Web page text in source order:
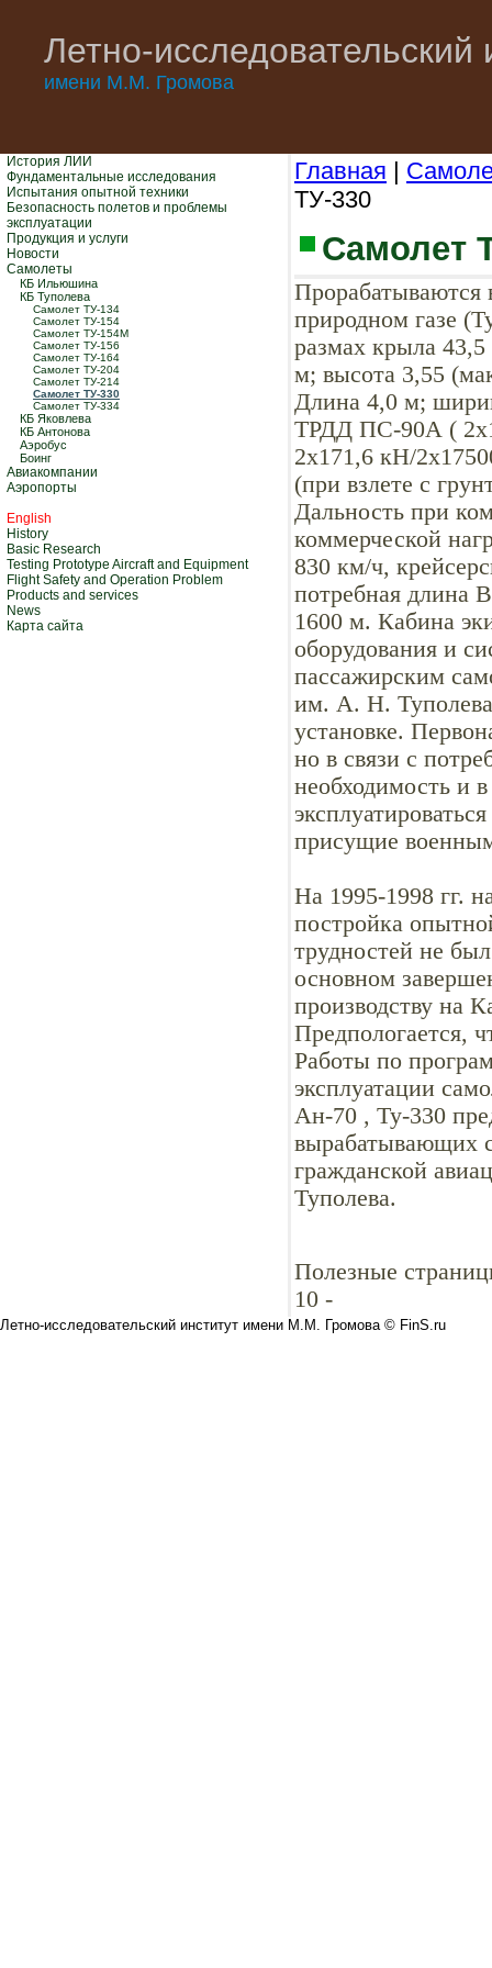
Летно-исследовательский
имени М.М. Громова
История ЛИИ
Фундаментальные исследования
Испытания опытной техники
Безопасность полетов и проблемы
эксплуатации
Продукция и услуги
Новости
Самолеты
КБ Ильюшина
КБ Туполева
Самолет ТУ-134
Самолет ТУ-154
Самолет ТУ-154М
Самолет ТУ-156
Самолет ТУ-164
Самолет ТУ-204
Самолет ТУ-214
Самолет ТУ-330
Самолет ТУ-334
КБ Яковлева
КБ Антонова
Аэробус
Боинг
Авиакомпании
Аэропорты
English
History
Basic Research
Testing Prototype Aircraft and Equipment
Flight Safety and Operation Problem
Products and services
News
Карта сайта
Главная |
ТУ-330
Самолет
Прорабатываются
природном газе
размах крыла
м; высота 3,55
Длина 4,0 м;
ТРДД ПС-90А (
2х171,6 кН/
(при взлете с
Дальность при
коммерческой
830 км/ч,
потребная длина
1600 м. Кабина
оборудования и
пассажирским
им. А. Н. Туполева
установке.
но в связи с
необходимость и
присущие
На 1995-1998 гг.
постройка
трудностей не
основном
производству на
Предпологается,
Работы по
эксплуатации
Ан-70 , Ту-330
вырабатывающих
гражданской
Туполева.
Полезные
10 -
Летно-исследовательский институт имени М.М. Громова © FinS.ru